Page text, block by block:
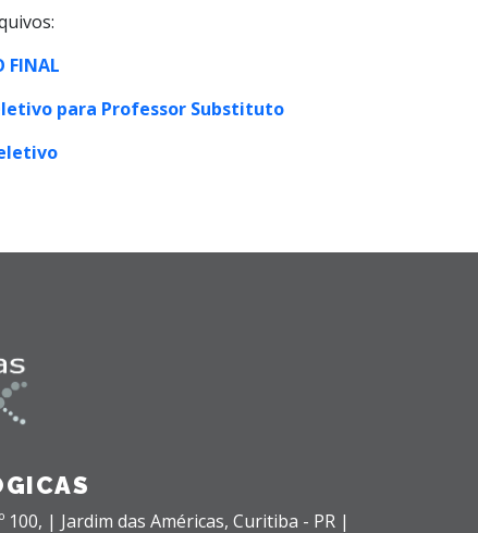
FINAL
para Professor Substituto
100, | Jardim das Américas, Curitiba - PR |